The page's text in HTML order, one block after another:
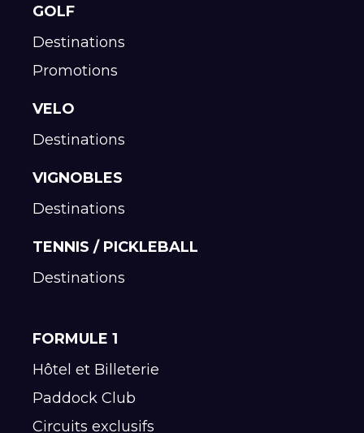
GOLF
Destinations
Promotions
VELO
Destinations
VIGNOBLES
Destinations
TENNIS / PICKLEBALL
Destinations
FORMULE 1
Hôtel et Billeterie
Paddock Club
Circuits exclusifs